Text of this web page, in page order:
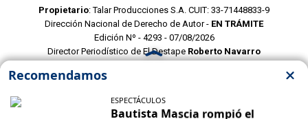
Propietario: Talar Producciones S.A. CUIT: 33-71448833-9
Dirección Nacional de Derecho de Autor - EN TRÁMITE
Edición Nº - 4293 - 07/08/2026
Director Periodístico de El Destape Roberto Navarro
POLITICAS DE PRIVACIDAD